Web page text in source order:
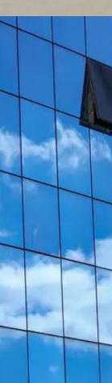
Opening